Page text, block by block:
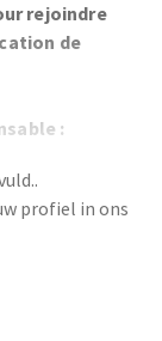
rejoindre
de
:
profiel in ons